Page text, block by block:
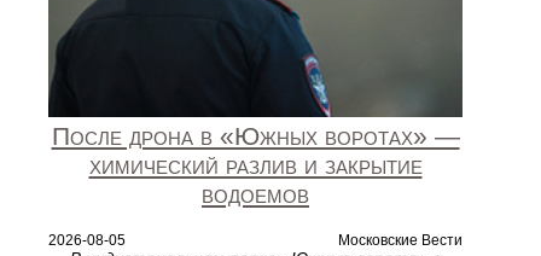
После дрона в «Южных воротах» —
химический разлив и закрытие
водоемов
2026-08-05 Московские Вести